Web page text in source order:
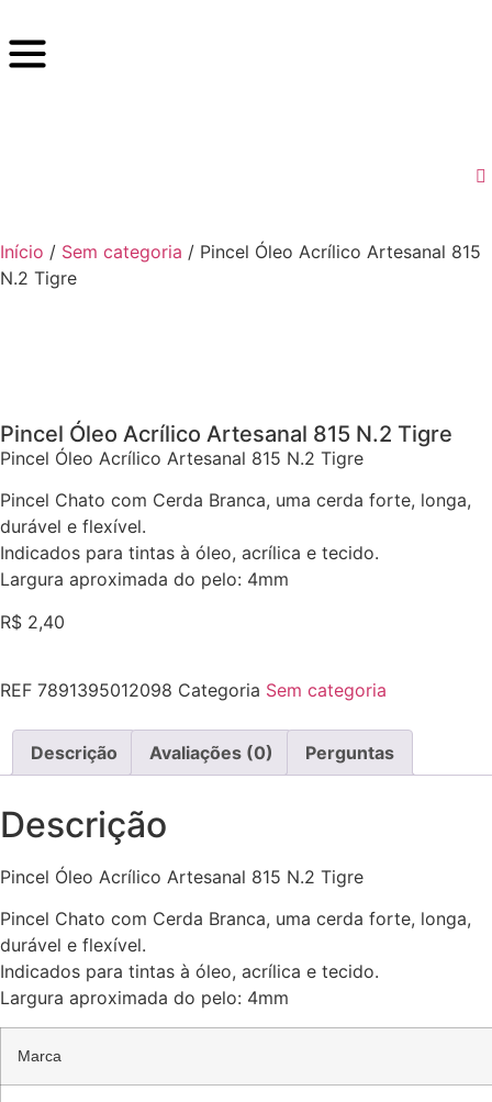
Início / Sem categoria / Pincel Óleo Acrílico Artesanal 815
N.2 Tigre
Pincel Óleo Acrílico Artesanal 815 N.2 Tigre
Pincel Óleo Acrílico Artesanal 815 N.2 Tigre
Pincel Chato com Cerda Branca, uma cerda forte, longa,
durável e flexível.
Indicados para tintas à óleo, acrílica e tecido.
Largura aproximada do pelo: 4mm
R$ 2,40
REF 7891395012098 Categoria Sem categoria
Descrição Avaliações (0) Perguntas
Descrição
Pincel Óleo Acrílico Artesanal 815 N.2 Tigre
Pincel Chato com Cerda Branca, uma cerda forte, longa,
durável e flexível.
Indicados para tintas à óleo, acrílica e tecido.
Largura aproximada do pelo: 4mm
Marca